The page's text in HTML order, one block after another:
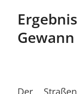
Gewann
Der